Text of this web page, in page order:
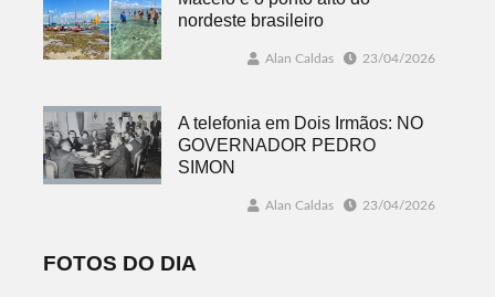
nordeste brasileiro
Alan Caldas 23/04/2026
A telefonia em Dois Irmãos: NO
GOVERNADOR PEDRO
SIMON
Alan Caldas 23/04/2026
FOTOS DO DIA